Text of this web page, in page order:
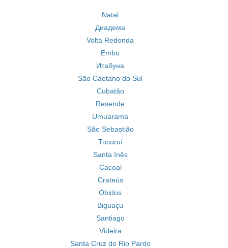
Natal
Диадема
Volta Redonda
Embu
Итабуна
São Caetano do Sul
Cubatão
Resende
Umuarama
São Sebastião
Tucuruí
Santa Inês
Cacoal
Crateús
Óbidos
Biguaçu
Santiago
Videira
Santa Cruz do Rio Pardo